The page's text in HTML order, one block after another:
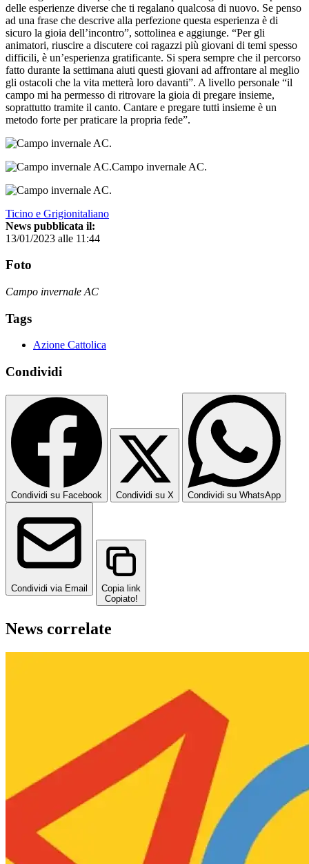
delle esperienze diverse che ti regalano qualcosa di nuovo. Se penso
ad una frase che descrive alla perfezione questa esperienza è di
sicuro la gioia dell’incontro”, sottolinea e aggiunge. “Per gli
animatori, riuscire a discutere coi ragazzi più giovani di temi spesso
difficili, è un’esperienza gratificante. Si spera sempre che il percorso
fatto durante la settimana aiuti questi giovani ad affrontare al meglio
gli ostacoli che la vita metterà loro davanti”. A livello personale “il
campo mi ha permesso di ritrovare la gioia di pregare insieme,
soprattutto tramite il canto. Cantare e pregare tutti insieme è un
metodo forte per praticare la propria fede”.
Campo invernale AC.
Ticino e Grigionitaliano
News pubblicata il:
13/01/2023 alle 11:44
Foto
Campo invernale AC
Tags
Azione Cattolica
Condividi
Condividi su Facebook Condividi su X Condividi su WhatsApp
Condividi via Email
Copia link
Copiato!
News correlate